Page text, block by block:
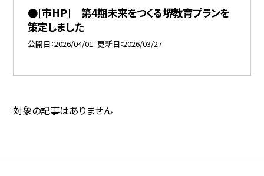
●[市HP] 第4期未来をつくる堺教育プランを
策定しました
公開日 2026/04/01 更新日 2026/03/27
対象の記事はありません